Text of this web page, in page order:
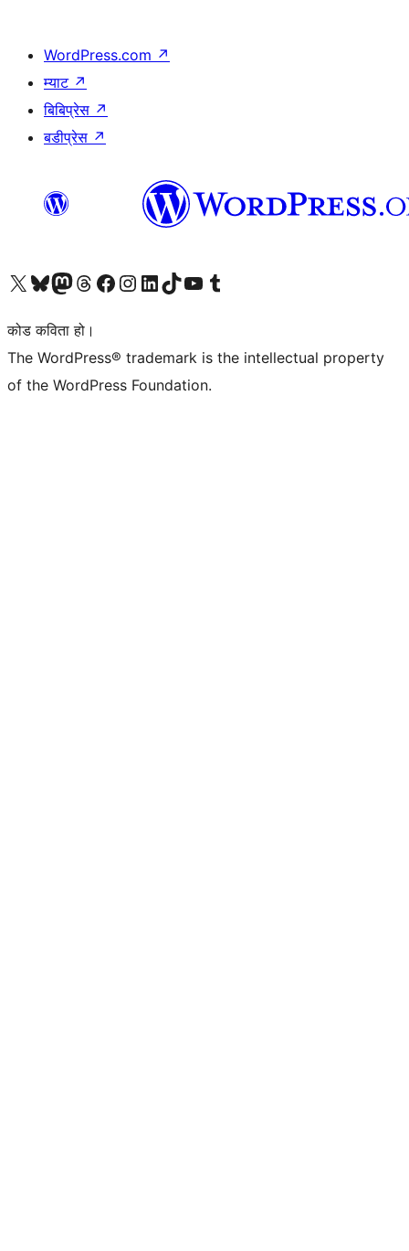
WordPress.com ↗
म्याट ↗
बिबिप्रेस ↗
बडीप्रेस ↗
हाम्रो X (पहिले ट्विटर) खातामा जानुहोस्
हाम्रो Bluesky खाता भ्रमण गर्नुहोस्
हाम्रो म्यास्टोडन खाता भ्रमण गर्नुहोस्
हाम्रो थ्रेड्स खातामा जानुहोस्
हाम्रो फेसबुक पेजमा जानुहोस्
हाम्रो इन्स्टाग्राम खातामा जानुहोस्
हाम्रो लिङ्क्डइन खातामा जानुहोस्
हाम्रो TikTok खाता भ्रमण गर्नुहोस्
हाम्रो युट्युब च्यानलमा जानुहोस्
हाम्रो टम्बलर खाता भ्रमण गर्नुहोस्
कोड कविता हो।
The WordPress® trademark is the intellectual property
of the WordPress Foundation.